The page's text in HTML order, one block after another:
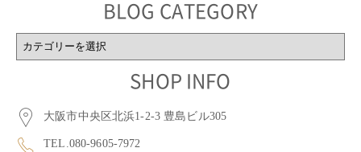
BLOG CATEGORY
BLOG
CATEGORY
SHOP INFO
大阪市中央区北浜1-2-3 豊島ビル305
TEL.080-9605-7972